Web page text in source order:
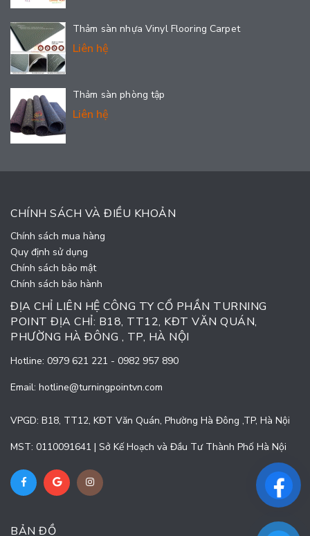
Thảm sàn nhựa Vinyl Flooring Carpet
Liên hệ
Thảm sàn phòng tập
Liên hệ
CHÍNH SÁCH VÀ ĐIỀU KHOẢN
Chính sách mua hàng
Quy định sử dụng
Chính sách bảo mật
Chính sách bảo hành
ĐỊA CHỈ LIÊN HỆ CÔNG TY CỔ PHẦN TURNING
POINT ĐỊA CHỈ: B18, TT12, KĐT VĂN QUÁN,
PHƯỜNG HÀ ĐÔNG , TP, HÀ NỘI
Hotline: 0979 621 221 - 0982 957 890
Email: hotline@turningpointvn.com
VPGD: B18, TT12, KĐT Văn Quán, Phường Hà Đông ,TP, Hà Nội
MST: 0110091641 | Sở Kế Hoạch và Đầu Tư Thành Phố Hà Nội
BẢN ĐỒ